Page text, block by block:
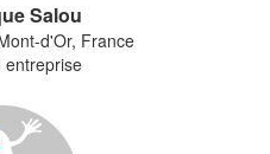
Salou
d'Or, France
entreprise